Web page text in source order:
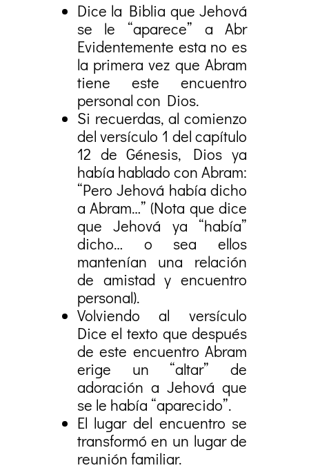
Dice la Biblia que Jehová
se le “aparece” a Abr
Evidentemente esta no es
la primera vez que Abram
tiene este encuentro
personal con Dios.
Si recuerdas, al comienzo
del versículo 1 del capítulo
12 de Génesis, Dios ya
había hablado con Abram:
“Pero Jehová había dicho
a Abram…” (Nota que dice
que Jehová ya “había”
dicho… o sea ellos
mantenían una relación
de amistad y encuentro
personal).
Volviendo al versículo
Dice el texto que después
de este encuentro Abram
erige un “altar” de
adoración a Jehová que
se le había “aparecido”.
El lugar del encuentro se
transformó en un lugar de
reunión familiar.